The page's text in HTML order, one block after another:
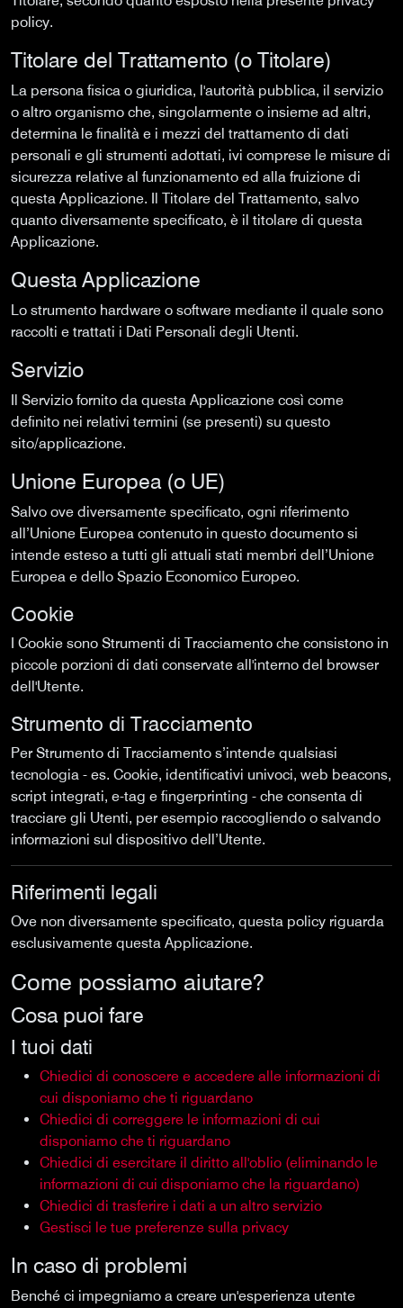
policy.
Titolare del Trattamento (o Titolare)
La persona fisica o giuridica, l'autorità pubblica, il servizio
o altro organismo che, singolarmente o insieme ad altri,
determina le finalità e i mezzi del trattamento di dati
personali e gli strumenti adottati, ivi comprese le misure di
sicurezza relative al funzionamento ed alla fruizione di
questa Applicazione. Il Titolare del Trattamento, salvo
quanto diversamente specificato, è il titolare di questa
Applicazione.
Questa Applicazione
Lo strumento hardware o software mediante il quale sono
raccolti e trattati i Dati Personali degli Utenti.
Servizio
Il Servizio fornito da questa Applicazione così come
definito nei relativi termini (se presenti) su questo
sito/applicazione.
Unione Europea (o UE)
Salvo ove diversamente specificato, ogni riferimento
all’Unione Europea contenuto in questo documento si
intende esteso a tutti gli attuali stati membri dell’Unione
Europea e dello Spazio Economico Europeo.
Cookie
I Cookie sono Strumenti di Tracciamento che consistono in
piccole porzioni di dati conservate all'interno del browser
dell'Utente.
Strumento di Tracciamento
Per Strumento di Tracciamento s’intende qualsiasi
tecnologia - es. Cookie, identificativi univoci, web beacons,
script integrati, e-tag e fingerprinting - che consenta di
tracciare gli Utenti, per esempio raccogliendo o salvando
informazioni sul dispositivo dell’Utente.
Riferimenti legali
Ove non diversamente specificato, questa policy riguarda
esclusivamente questa Applicazione.
Come possiamo aiutare?
Cosa puoi fare
I tuoi dati
Chiedici di conoscere e accedere alle informazioni di
cui disponiamo che ti riguardano
Chiedici di correggere le informazioni di cui
disponiamo che ti riguardano
Chiedici di esercitare il diritto all'oblio (eliminando le
informazioni di cui disponiamo che la riguardano)
Chiedici di trasferire i dati a un altro servizio
Gestisci le tue preferenze sulla privacy
In caso di problemi
Benché ci impegniamo a creare un'esperienza utente